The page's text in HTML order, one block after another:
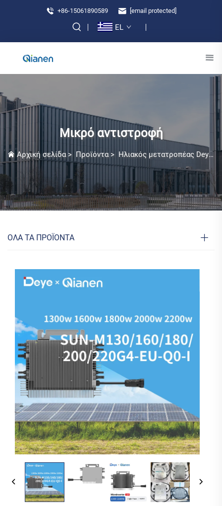
+86-15061890589 [email protected]
EL
Μικρό αντιστροφή
Αρχική σελίδα> Προϊόντα> Ηλιακός μετατροπέας Deye >
ΟΛΑ ΤΑ ΠΡΟΪΟΝΤΑ